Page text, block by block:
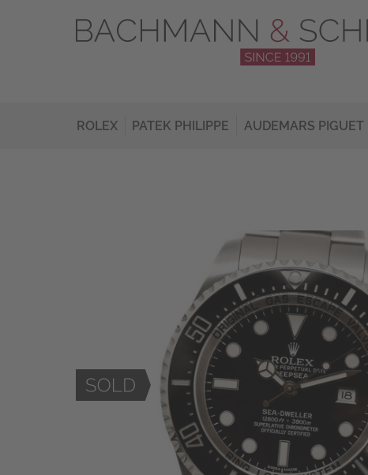
ROLEX PATEK PHILIPPE AUDEMARS PIGUET